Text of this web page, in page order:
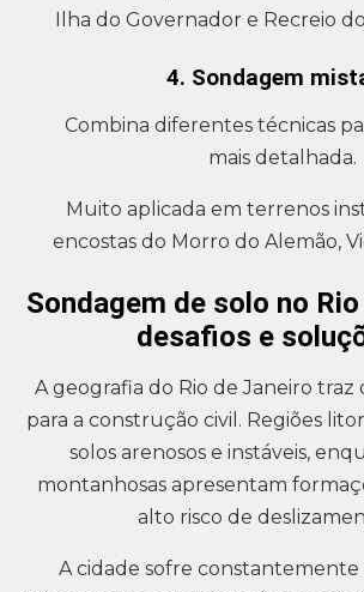
Ilha do Governador e Recreio
4. Sondagem
Combina diferentes técnicas
mais detalhada.
Muito aplicada em terrenos
encostas do Morro do Alemão,
Sondagem de solo no
desafios e
A geografia do Rio de Janeiro traz
para a construção civil. Regiões
solos arenosos e instáveis,
montanhosas apresentam
alto risco de
A cidade sofre constantemente